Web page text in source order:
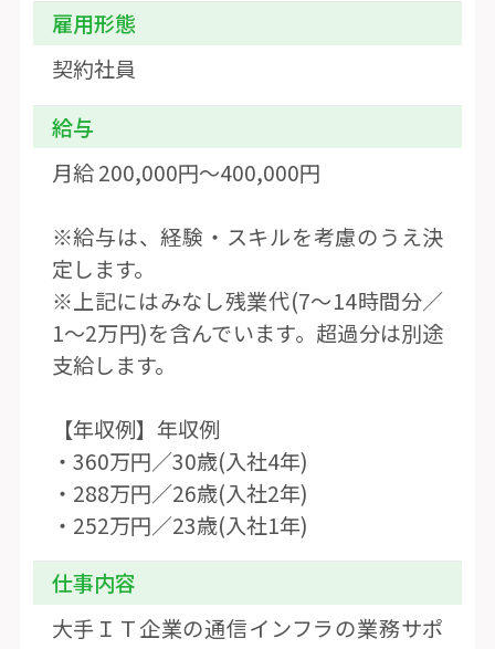
雇用形態
契約社員
給与
月給 200,000円〜400,000円
※給与は、経験・スキルを考慮のうえ決
定します。
※上記にはみなし残業代(7〜14時間分／
1〜2万円)を含んでいます。超過分は別途
支給します。
【年収例】年収例
・360万円／30歳(入社4年)
・288万円／26歳(入社2年)
・252万円／23歳(入社1年)
仕事内容
大手ＩＴ企業の通信インフラの業務サポ